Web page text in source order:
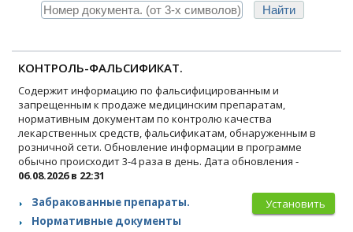
КОНТРОЛЬ-ФАЛЬСИФИКАТ.
Содержит информацию по фальсифицированным и
запрещенным к продаже медицинским препаратам,
нормативным документам по контролю качества
лекарственных средств, фальсификатам, обнаруженным в
розничной сети. Обновление информации в программе
обычно происходит 3-4 раза в день. Дата обновления -
06.08.2026 в 22:31
Установить
Забракованные препараты.
Нормативные документы